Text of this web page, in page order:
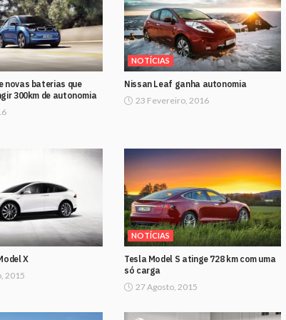
novas baterias que
300km de autonomia
NOTÍCIAS
Nissan Leaf ganha autonomia
23 Fevereiro, 2016
X
2015
NOTÍCIAS
Tesla Model S atinge 728 km com uma
só carga
27 Agosto, 2015